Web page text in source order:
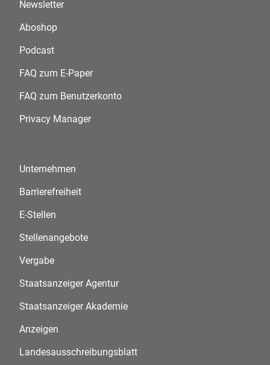
Newsletter
Aboshop
Podcast
FAQ zum E-Paper
FAQ zum Benutzerkonto
Privacy Manager
Unternehmen
Barrierefreiheit
E-Stellen
Stellenangebote
Vergabe
Staatsanzeiger Agentur
Staatsanzeiger Akademie
Anzeigen
Landesausschreibungsblatt